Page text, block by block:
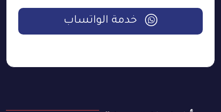
خدمة الواتساب